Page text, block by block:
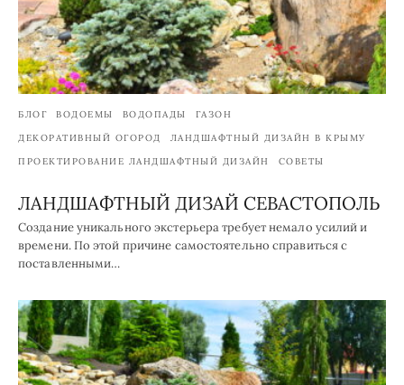
БЛОГ ВОДОЕМЫ ВОДОПАДЫ
ГАЗОН
ДЕКОРАТИВНЫЙ ОГОРОД
ЛАНДШАФТНЫЙ ДИЗАЙН В КРЫМУ
ПРОЕКТИРОВАНИЕ ЛАНДШАФТНЫЙ ДИЗАЙН
СОВЕТЫ
ЛАНДШАФТНЫЙ ДИЗАЙ СЕВАСТОПОЛЬ
Создание уникального экстерьера требует немало усилий и
времени. По этой причине самостоятельно справиться с
поставленными…